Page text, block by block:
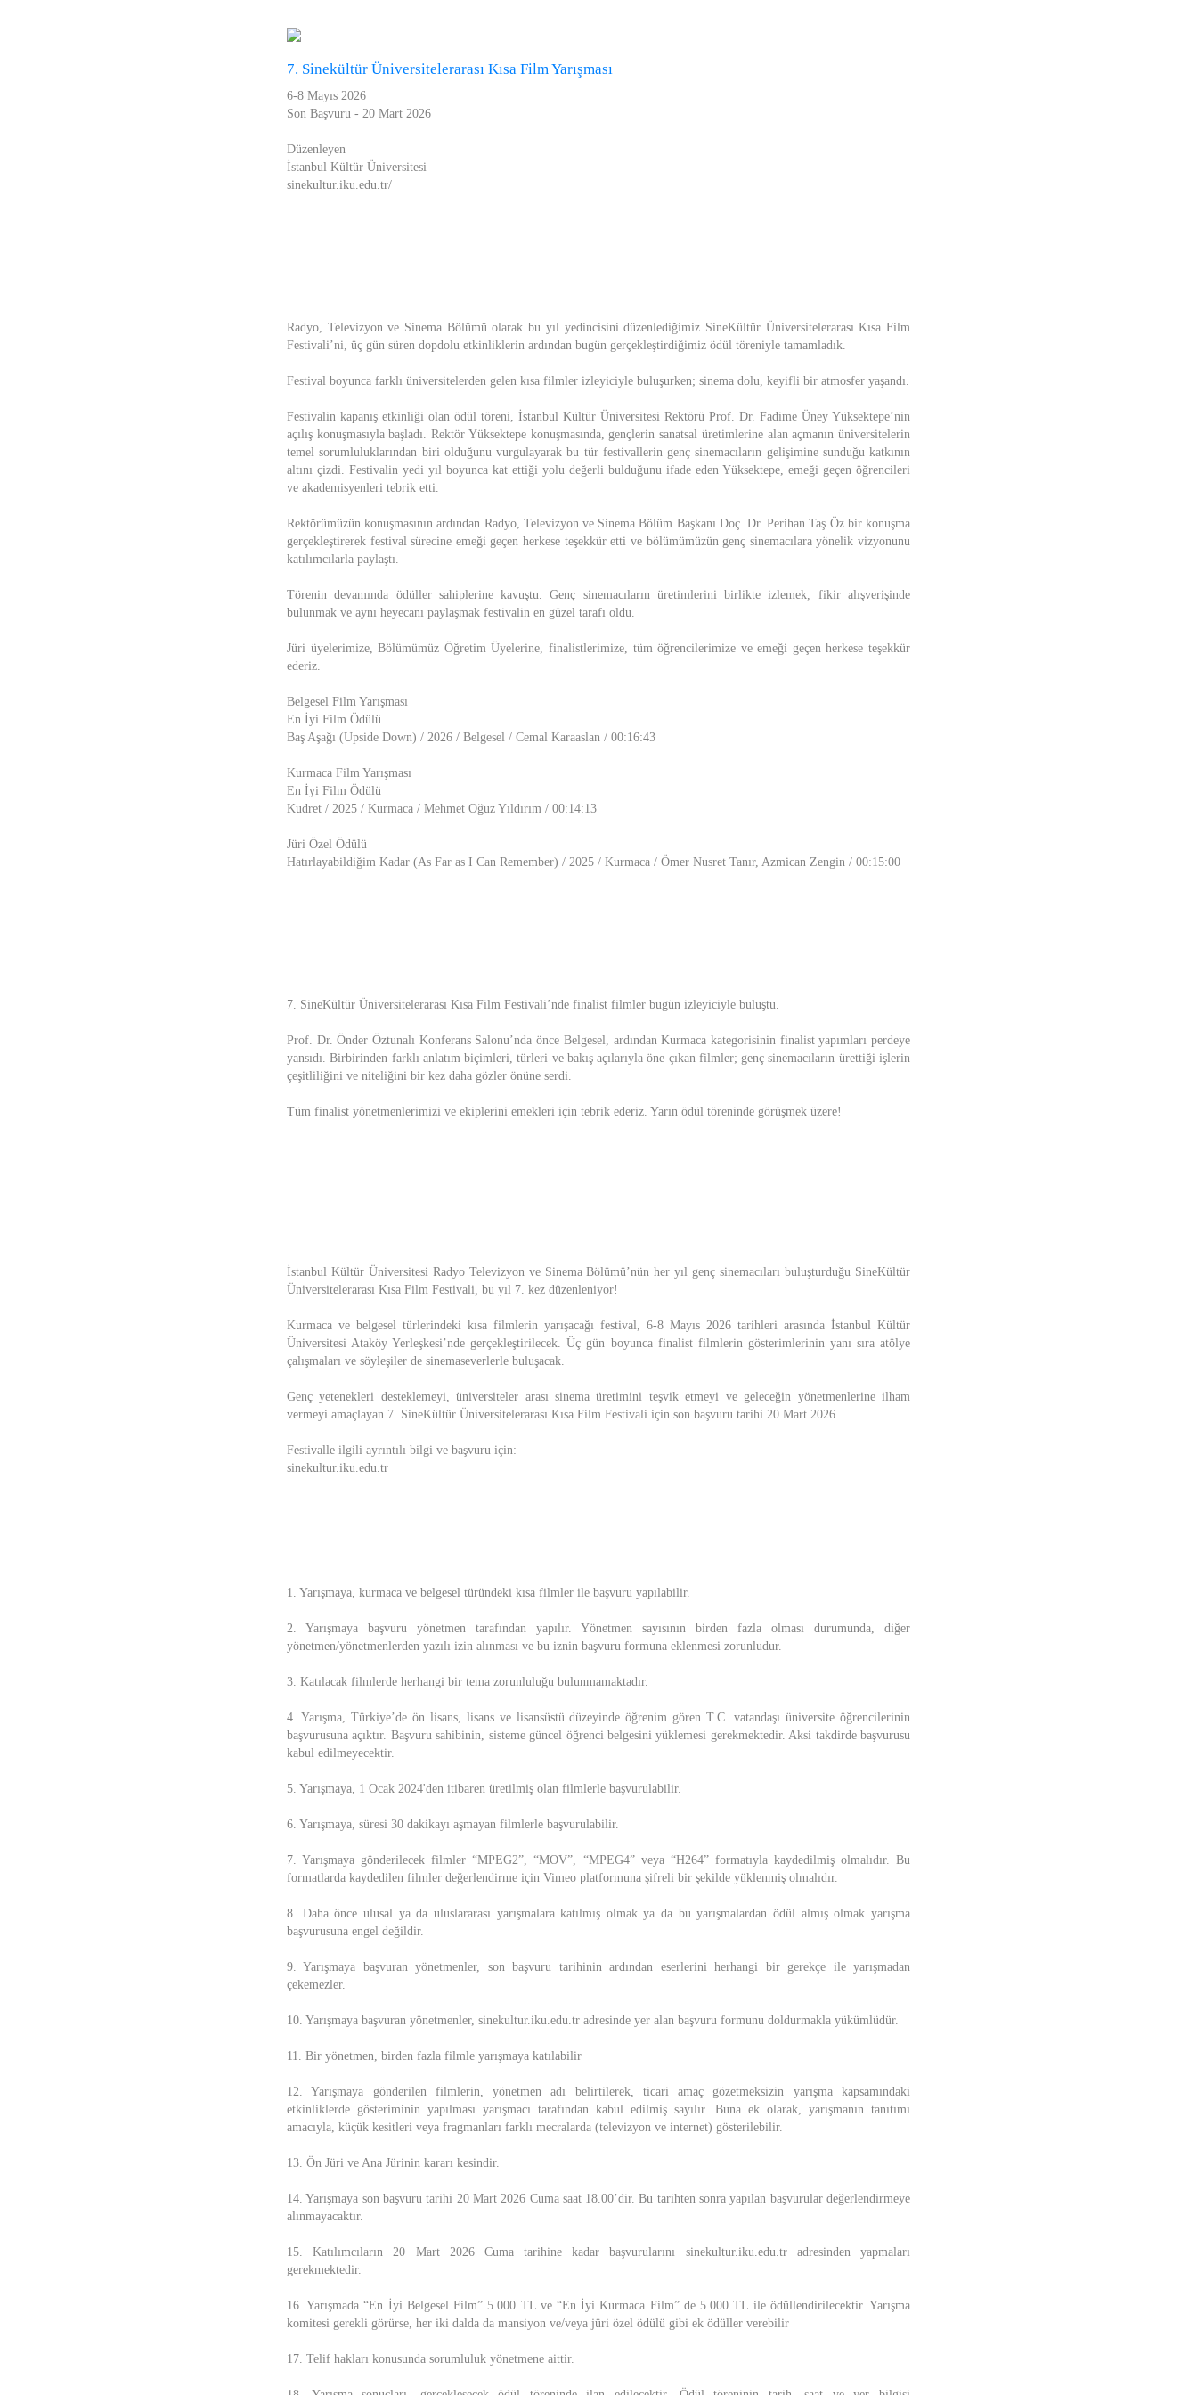
7. Sinekültür Üniversitelerarası Kısa Film Yarışması
6-8 Mayıs 2026
Son Başvuru - 20 Mart 2026
Düzenleyen
İstanbul Kültür Üniversitesi
sinekultur.iku.edu.tr/
Radyo, Televizyon ve Sinema Bölümü olarak bu yıl yedincisini düzenlediğimiz SineKültür Üniversitelerarası Kısa Film
Festivali’ni, üç gün süren dopdolu etkinliklerin ardından bugün gerçekleştirdiğimiz ödül töreniyle tamamladık.
Festival boyunca farklı üniversitelerden gelen kısa filmler izleyiciyle buluşurken; sinema dolu, keyifli bir atmosfer yaşandı.
Festivalin kapanış etkinliği olan ödül töreni, İstanbul Kültür Üniversitesi Rektörü Prof. Dr. Fadime Üney Yüksektepe’nin
açılış konuşmasıyla başladı. Rektör Yüksektepe konuşmasında, gençlerin sanatsal üretimlerine alan açmanın üniversitelerin
temel sorumluluklarından biri olduğunu vurgulayarak bu tür festivallerin genç sinemacıların gelişimine sunduğu katkının
altını çizdi. Festivalin yedi yıl boyunca kat ettiği yolu değerli bulduğunu ifade eden Yüksektepe, emeği geçen öğrencileri
ve akademisyenleri tebrik etti.
Rektörümüzün konuşmasının ardından Radyo, Televizyon ve Sinema Bölüm Başkanı Doç. Dr. Perihan Taş Öz bir konuşma
gerçekleştirerek festival sürecine emeği geçen herkese teşekkür etti ve bölümümüzün genç sinemacılara yönelik vizyonunu
katılımcılarla paylaştı.
Törenin devamında ödüller sahiplerine kavuştu. Genç sinemacıların üretimlerini birlikte izlemek, fikir alışverişinde
bulunmak ve aynı heyecanı paylaşmak festivalin en güzel tarafı oldu.
Jüri üyelerimize, Bölümümüz Öğretim Üyelerine, finalistlerimize, tüm öğrencilerimize ve emeği geçen herkese teşekkür
ederiz.
Belgesel Film Yarışması
En İyi Film Ödülü
Baş Aşağı (Upside Down) / 2026 / Belgesel / Cemal Karaaslan / 00:16:43
Kurmaca Film Yarışması
En İyi Film Ödülü
Kudret / 2025 / Kurmaca / Mehmet Oğuz Yıldırım / 00:14:13
Jüri Özel Ödülü
Hatırlayabildiğim Kadar (As Far as I Can Remember) / 2025 / Kurmaca / Ömer Nusret Tanır, Azmican Zengin / 00:15:00
7. SineKültür Üniversitelerarası Kısa Film Festivali’nde finalist filmler bugün izleyiciyle buluştu.
Prof. Dr. Önder Öztunalı Konferans Salonu’nda önce Belgesel, ardından Kurmaca kategorisinin finalist yapımları perdeye
yansıdı. Birbirinden farklı anlatım biçimleri, türleri ve bakış açılarıyla öne çıkan filmler; genç sinemacıların ürettiği işlerin
çeşitliliğini ve niteliğini bir kez daha gözler önüne serdi.
Tüm finalist yönetmenlerimizi ve ekiplerini emekleri için tebrik ederiz. Yarın ödül töreninde görüşmek üzere!
İstanbul Kültür Üniversitesi Radyo Televizyon ve Sinema Bölümü’nün her yıl genç sinemacıları buluşturduğu SineKültür
Üniversitelerarası Kısa Film Festivali, bu yıl 7. kez düzenleniyor!
Kurmaca ve belgesel türlerindeki kısa filmlerin yarışacağı festival, 6-8 Mayıs 2026 tarihleri arasında İstanbul Kültür
Üniversitesi Ataköy Yerleşkesi’nde gerçekleştirilecek. Üç gün boyunca finalist filmlerin gösterimlerinin yanı sıra atölye
çalışmaları ve söyleşiler de sinemaseverlerle buluşacak.
Genç yetenekleri desteklemeyi, üniversiteler arası sinema üretimini teşvik etmeyi ve geleceğin yönetmenlerine ilham
vermeyi amaçlayan 7. SineKültür Üniversitelerarası Kısa Film Festivali için son başvuru tarihi 20 Mart 2026.
Festivalle ilgili ayrıntılı bilgi ve başvuru için:
sinekultur.iku.edu.tr
1. Yarışmaya, kurmaca ve belgesel türündeki kısa filmler ile başvuru yapılabilir.
2. Yarışmaya başvuru yönetmen tarafından yapılır. Yönetmen sayısının birden fazla olması durumunda, diğer
yönetmen/yönetmenlerden yazılı izin alınması ve bu iznin başvuru formuna eklenmesi zorunludur.
3. Katılacak filmlerde herhangi bir tema zorunluluğu bulunmamaktadır.
4. Yarışma, Türkiye’de ön lisans, lisans ve lisansüstü düzeyinde öğrenim gören T.C. vatandaşı üniversite öğrencilerinin
başvurusuna açıktır. Başvuru sahibinin, sisteme güncel öğrenci belgesini yüklemesi gerekmektedir. Aksi takdirde başvurusu
kabul edilmeyecektir.
5. Yarışmaya, 1 Ocak 2024'den itibaren üretilmiş olan filmlerle başvurulabilir.
6. Yarışmaya, süresi 30 dakikayı aşmayan filmlerle başvurulabilir.
7. Yarışmaya gönderilecek filmler “MPEG2”, “MOV”, “MPEG4” veya “H264” formatıyla kaydedilmiş olmalıdır. Bu
formatlarda kaydedilen filmler değerlendirme için Vimeo platformuna şifreli bir şekilde yüklenmiş olmalıdır.
8. Daha önce ulusal ya da uluslararası yarışmalara katılmış olmak ya da bu yarışmalardan ödül almış olmak yarışma
başvurusuna engel değildir.
9. Yarışmaya başvuran yönetmenler, son başvuru tarihinin ardından eserlerini herhangi bir gerekçe ile yarışmadan
çekemezler.
10. Yarışmaya başvuran yönetmenler, sinekultur.iku.edu.tr adresinde yer alan başvuru formunu doldurmakla yükümlüdür.
11. Bir yönetmen, birden fazla filmle yarışmaya katılabilir
12. Yarışmaya gönderilen filmlerin, yönetmen adı belirtilerek, ticari amaç gözetmeksizin yarışma kapsamındaki
etkinliklerde gösteriminin yapılması yarışmacı tarafından kabul edilmiş sayılır. Buna ek olarak, yarışmanın tanıtımı
amacıyla, küçük kesitleri veya fragmanları farklı mecralarda (televizyon ve internet) gösterilebilir.
13. Ön Jüri ve Ana Jürinin kararı kesindir.
14. Yarışmaya son başvuru tarihi 20 Mart 2026 Cuma saat 18.00’dir. Bu tarihten sonra yapılan başvurular değerlendirmeye
alınmayacaktır.
15. Katılımcıların 20 Mart 2026 Cuma tarihine kadar başvurularını sinekultur.iku.edu.tr adresinden yapmaları
gerekmektedir.
16. Yarışmada “En İyi Belgesel Film” 5.000 TL ve “En İyi Kurmaca Film” de 5.000 TL ile ödüllendirilecektir. Yarışma
komitesi gerekli görürse, her iki dalda da mansiyon ve/veya jüri özel ödülü gibi ek ödüller verebilir
17. Telif hakları konusunda sorumluluk yönetmene aittir.